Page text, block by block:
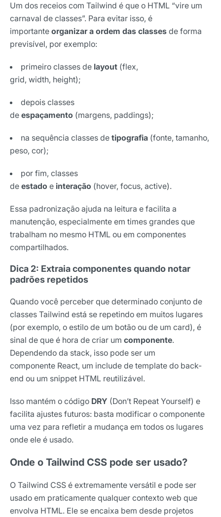
Um dos receios com Tailwind é que o HTML “vire um
carnaval de classes”. Para evitar isso, é
importante organizar a ordem das classes de forma
previsível, por exemplo:
primeiro classes de layout (flex,
grid, width, height);
depois classes
de espaçamento (margens, paddings);
na sequência classes de tipografia (fonte, tamanho,
peso, cor);
por fim, classes
de estado e interação (hover, focus, active).
Essa padronização ajuda na leitura e facilita a
manutenção, especialmente em times grandes que
trabalham no mesmo HTML ou em componentes
compartilhados.
Dica 2: Extraia componentes quando notar
padrões repetidos
Quando você perceber que determinado conjunto de
classes Tailwind está se repetindo em muitos lugares
(por exemplo, o estilo de um botão ou de um card), é
sinal de que é hora de criar um componente.
Dependendo da stack, isso pode ser um
componente React, um include de template do back-
end ou um snippet HTML reutilizável.
Isso mantém o código DRY (Don’t Repeat Yourself) e
facilita ajustes futuros: basta modificar o componente
uma vez para refletir a mudança em todos os lugares
onde ele é usado.
Onde o Tailwind CSS pode ser usado?
O Tailwind CSS é extremamente versátil e pode ser
usado em praticamente qualquer contexto web que
envolva HTML. Ele se encaixa bem desde projetos